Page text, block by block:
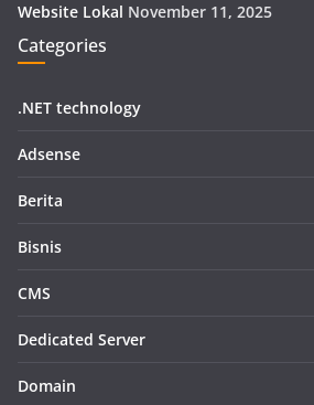
Website Lokal November 11, 2025
Categories
.NET technology
Adsense
Berita
Bisnis
CMS
Dedicated Server
Domain